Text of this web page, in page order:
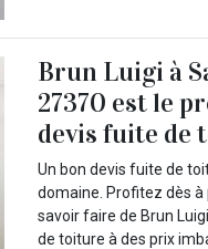
Brun Luigi à
27370 est le
devis fuite de
Un bon devis fuite de
domaine. Profitez dès
savoir faire de Brun
de toiture à des prix